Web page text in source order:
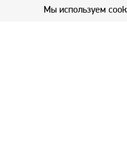
Мы используем